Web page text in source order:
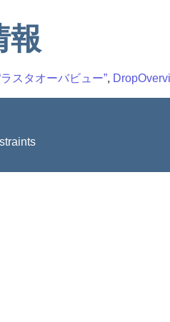
報
スタオーバビュー”,